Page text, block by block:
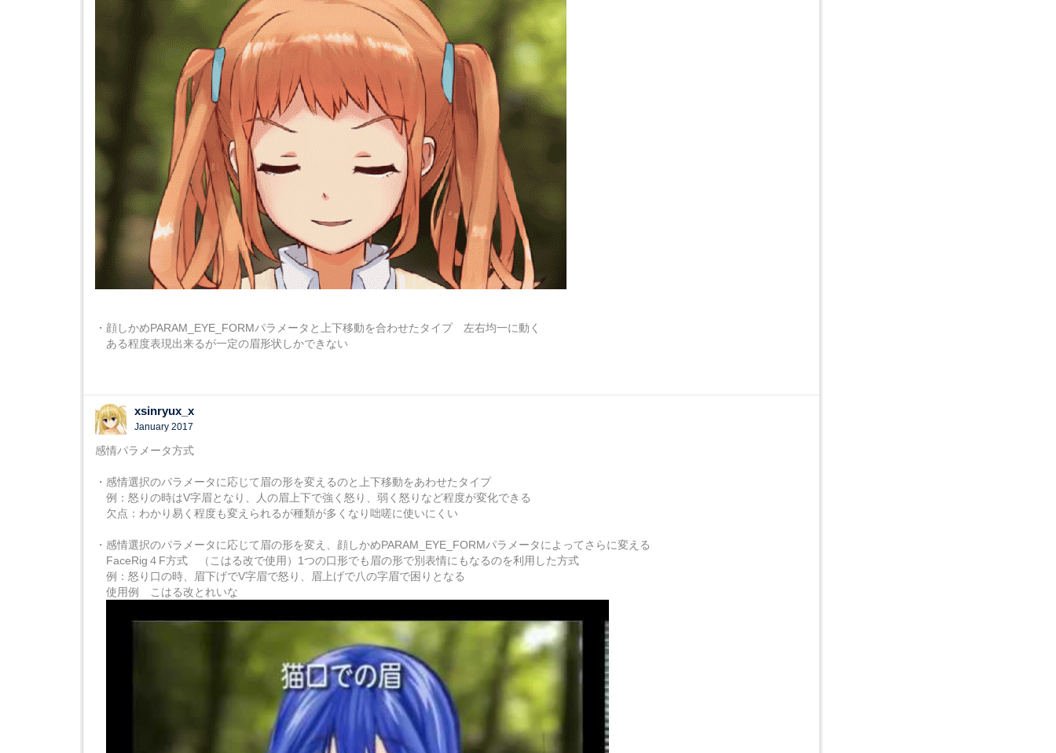
・顔しかめPARAM_EYE_FORMパラメータと上下移動を合わせたタイプ 左右均一に動く
ある程度表現出来るが一定の眉形状しかできない
xsinryux_x
January 2017
感情パラメータ方式
・感情選択のパラメータに応じて眉の形を変えるのと上下移動をあわせたタイプ
例：怒りの時はV字眉となり、人の眉上下で強く怒り、弱く怒りなど程度が変化できる
欠点：わかり易く程度も変えられるが種類が多くなり咄嗟に使いにくい
・感情選択のパラメータに応じて眉の形を変え、顔しかめPARAM_EYE_FORMパラメータによってさらに変える
FaceRig４F方式 （こはる改で使用）1つの口形でも眉の形で別表情にもなるのを利用した方式
例：怒り口の時、眉下げでV字眉で怒り、眉上げで八の字眉で困りとなる
使用例 こはる改とれいな